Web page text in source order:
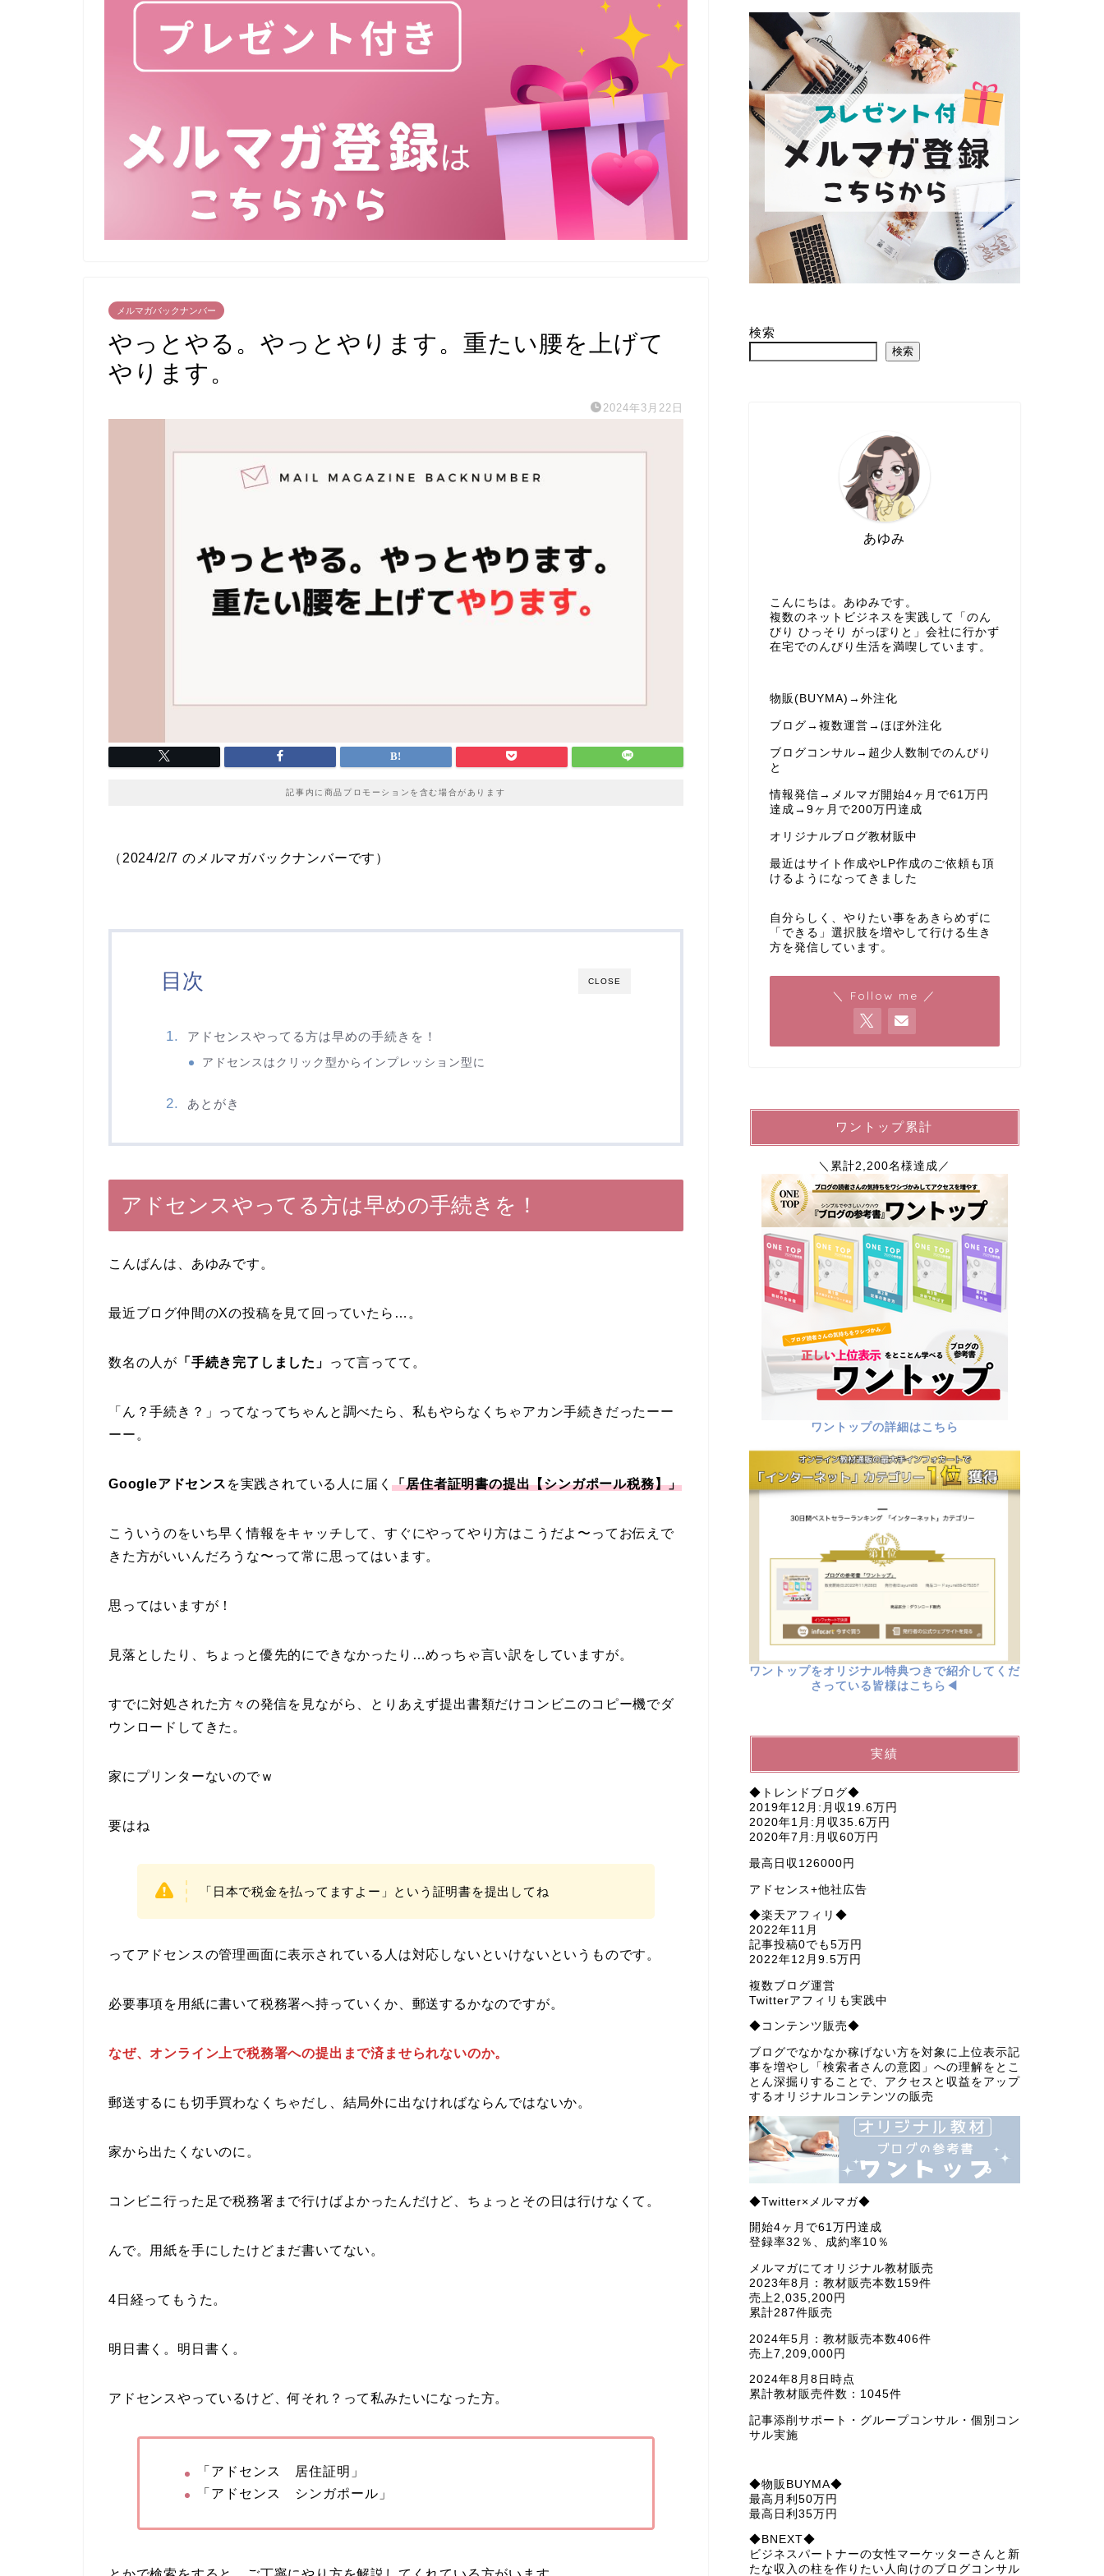
メルマガバックナンバー
やっとやる。やっとやります。重たい腰を上げて
やります。
2024年3月22日
記事内に商品プロモーションを含む場合があります
（2024/2/7 のメルマガバックナンバーです）
CLOSE
目次
アドセンスやってる方は早めの手続きを！
アドセンスはクリック型からインプレッション型に
あとがき
アドセンスやってる方は早めの手続きを！
こんばんは、あゆみです。
最近ブログ仲間のXの投稿を見て回っていたら…。
数名の人が 「手続き完了しました」 って言ってて。
「ん？手続き？」ってなってちゃんと調べたら、私もやらなくちゃアカン手続きだったーー
ーー。
Googleアドセンス を実践されている人に届く「居住者証明書の提出【シンガポール税務】」
こういうのをいち早く情報をキャッチして、すぐにやってやり方はこうだよ〜ってお伝えで
きた方がいいんだろうな〜って常に思ってはいます。
思ってはいますが！
見落としたり、ちょっと優先的にできなかったり…めっちゃ言い訳をしていますが。
すでに対処された方々の発信を見ながら、とりあえず提出書類だけコンビニのコピー機でダ
ウンロードしてきた。
家にプリンターないのでｗ
要はね
「日本で税金を払ってますよー」という証明書を提出してね
ってアドセンスの管理画面に表示されている人は対応しないといけないというものです。
必要事項を用紙に書いて税務署へ持っていくか、郵送するかなのですが。
なぜ、オンライン上で税務署への提出まで済ませられないのか。
郵送するにも切手買わなくちゃだし、結局外に出なければならんではないか。
家から出たくないのに。
コンビニ行った足で税務署まで行けばよかったんだけど、ちょっとその日は行けなくて。
んで。用紙を手にしたけどまだ書いてない。
4日経ってもうた。
明日書く。明日書く。
アドセンスやっているけど、何それ？って私みたいになった方。
「アドセンス 居住証明」
「アドセンス シンガポール」
検索
検索
あゆみ
こんにちは。あゆみです。
複数のネットビジネスを実践して「のん
びり ひっそり がっぽりと」会社に行かず
在宅でのんびり生活を満喫しています。
物販(BUYMA)→外注化
ブログ→複数運営→ほぼ外注化
ブログコンサル→超少人数制でのんびり
と
情報発信→メルマガ開始4ヶ月で61万円
達成→9ヶ月で200万円達成
オリジナルブログ教材販中
最近はサイト作成やLP作成のご依頼も頂
けるようになってきました
自分らしく、やりたい事をあきらめずに
「できる」選択肢を増やして行ける生き
方を発信しています。
＼ Follow me ／
ワントップ累計
＼累計2,200名様達成／
ワントップの詳細はこちら
ワントップをオリジナル特典つきで紹介してくだ
さっている皆様はこちら◀︎
実績
◆トレンドブログ◆
2019年12月:月収19.6万円
2020年1月:月収35.6万円
2020年7月:月収60万円
最高日収126000円
アドセンス+他社広告
◆楽天アフィリ◆
2022年11月
記事投稿0でも5万円
2022年12月9.5万円
複数ブログ運営
Twitterアフィリも実践中
◆コンテンツ販売◆
ブログでなかなか稼げない方を対象に上位表示記
事を増やし「検索者さんの意図」への理解をとこ
とん深掘りすることで、アクセスと収益をアップ
するオリジナルコンテンツの販売
◆Twitter×メルマガ◆
開始4ヶ月で61万円達成
登録率32％、成約率10％
メルマガにてオリジナル教材販売
2023年8月：教材販売本数159件
売上2,035,200円
累計287件販売
2024年5月：教材販売本数406件
売上7,209,000円
2024年8月8日時点
累計教材販売件数：1045件
記事添削サポート・グループコンサル・個別コン
サル実施
◆物販BUYMA◆
最高月利50万円
最高日利35万円
◆BNEXT◆
ビジネスパートナーの女性マーケッターさんと新
たな収入の柱を作りたい人向けのブログコンサル